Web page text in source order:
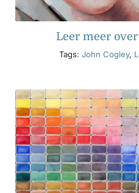
Leer meer
Tags: John Cogley,